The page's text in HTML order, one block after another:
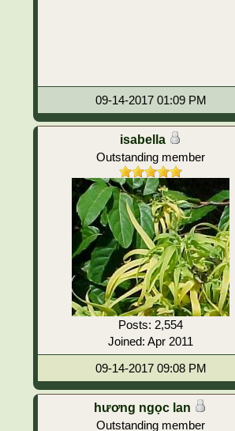
09-14-2017 01:09 PM
isabella
Outstanding member
Posts: 2,554
Joined: Apr 2011
09-14-2017 09:08 PM
hương ngọc lan
Outstanding member